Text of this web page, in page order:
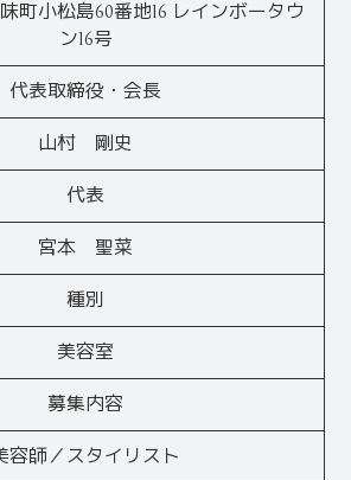
町小松島60番地16 レインボータウ
ン16号
代表取締役・会長
山村 剛史
代表
宮本 聖菜
種別
美容室
募集内容
容師／スタイリスト